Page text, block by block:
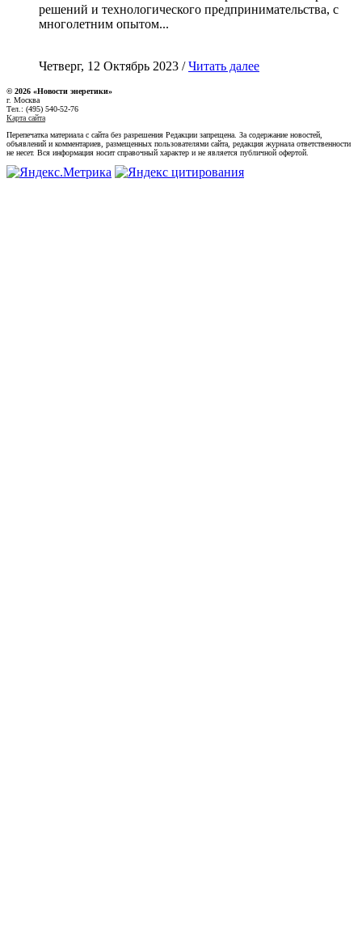
решений и технологического предпринимательства, с
многолетним опытом...
Четверг, 12 Октябрь 2023 /Читать далее
© 2026 «Новости энеретики»
г. Москва
Тел.: (495) 540-52-76
Карта сайта
Перепечатка материала с сайта без разрешения Редакции запрещена. За содержание новостей,
объявлений и комментариев, размещенных пользователями сайта, редакция журнала ответственности
не несет. Вся информация носит справочный характер и не является публичной офертой.